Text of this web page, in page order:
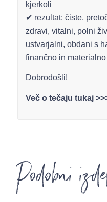
kjerkoli
✔ rezultat: čiste,
zdravi, vitalni, polni
ustvarjalni, obdani s
finančno in
Dobrodošli!
Več o tečaju tukaj
Podobni